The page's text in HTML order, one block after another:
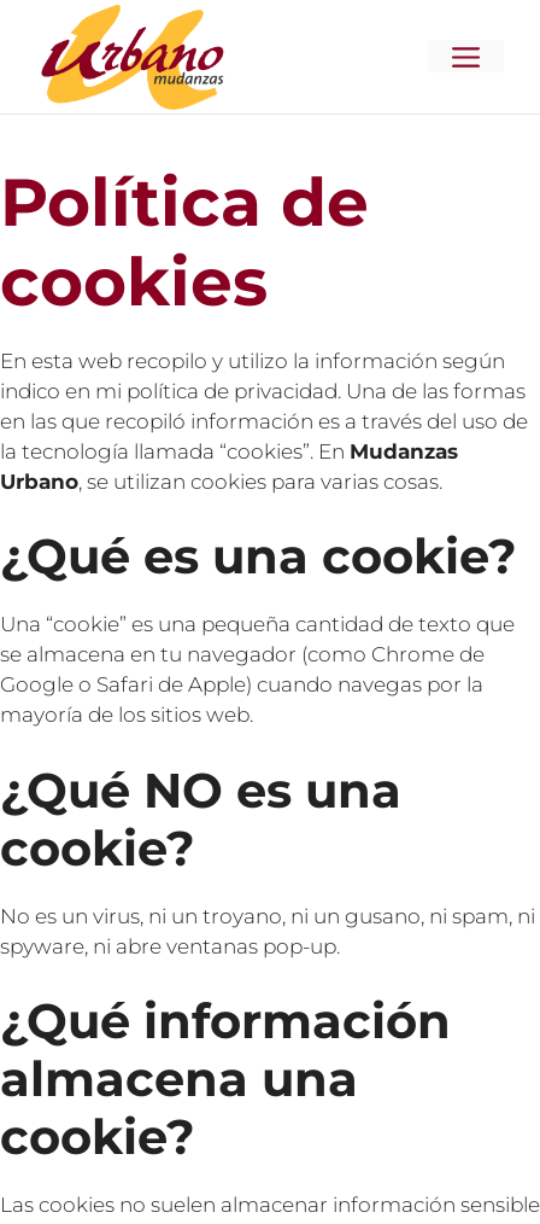
contenido
MENÚ
Política de
cookies
En esta web recopilo y utilizo la información según
indico en mi política de privacidad. Una de las formas
en las que recopiló información es a través del uso de
la tecnología llamada “cookies”. En Mudanzas
Urbano, se utilizan cookies para varias cosas.
¿Qué es una cookie?
Una “cookie” es una pequeña cantidad de texto que
se almacena en tu navegador (como Chrome de
Google o Safari de Apple) cuando navegas por la
mayoría de los sitios web.
¿Qué NO es una
cookie?
No es un virus, ni un troyano, ni un gusano, ni spam, ni
spyware, ni abre ventanas pop-up.
¿Qué información
almacena una
cookie?
Las cookies no suelen almacenar información sensible